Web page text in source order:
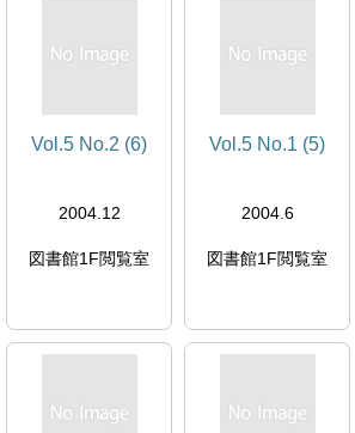
Vol.5 No.2 (6)
2004.12
図書館1F閲覧室
Vol.5 No.1 (5)
2004.6
図書館1F閲覧室